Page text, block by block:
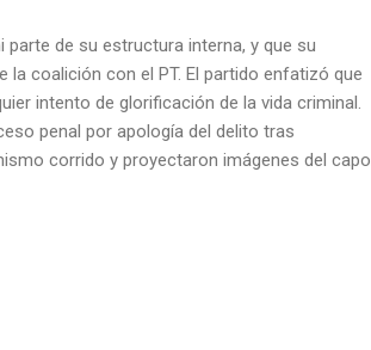
parte de su estructura interna, y que su
coalición con el PT. El partido enfatizó que
intento de glorificación de la vida criminal.
penal por apología del delito tras
corrido y proyectaron imágenes del capo.